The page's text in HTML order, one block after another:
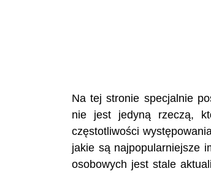
Na tej stronie specjalnie
nie jest jedyną rzeczą,
częstotliwości
jakie są najpopularniejsze
osobowych jest stale